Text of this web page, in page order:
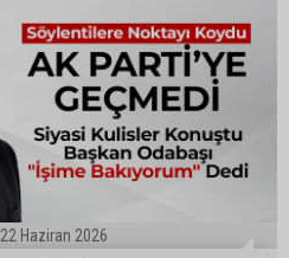
22 Haziran 2026